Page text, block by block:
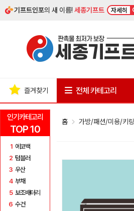
기프트인포의 새 이름!세종기프트 자세히
인기카테고리
TOP 10
1 에코백
2 텀블러
3 우산
4 부채
5 보조배터리
6 수건
즐겨찾기 전체 카테고리
홈 가방/패션/미용/키링